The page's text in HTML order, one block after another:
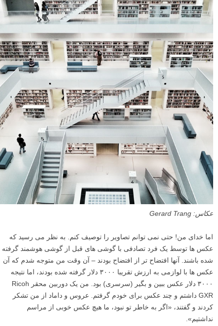
عکاس: Gerard Trang
اما خدای من! حتی نمی توانم تصاویر را توصیف کنم. به نظر می رسید که
عکس ها توسط یک فرد تصادفی با گوشی های قبل از گوشی هوشمند گرفته
شده باشند. آنها افتضاح تر از افتضاح بودند – آن وقت من متوجه شدم که آن
عکس ها با لوازمی به ارزش تقریبا ۳۰۰۰ دلار گرفته شده بودند، اما نتیجه
۳۰۰۰ دلار عکس ببین و بگیر (سرسری) بود. من یک دوربین محقر Ricoh
GXR داشتم و چند عکس برای خودم گرفتم. عروس و داماد از من تشکر
کردند و گفتند، «اگر به خاطر تو نبود، ما هیچ عکس خوبی از مراسم
نداشتیم».